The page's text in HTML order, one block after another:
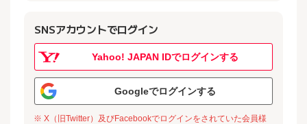
SNSアカウントでログイン
Yahoo! JAPAN IDでログインする
Googleでログインする
※ X（旧Twitter）及びFacebookでログインをされていた会員様